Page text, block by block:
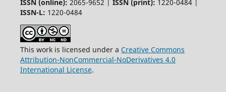
ISSN (online): 2065-9652 | ISSN (print): 1220-0484 |
ISSN-L: 1220-0484
This work is licensed under a Creative Commons
Attribution-NonCommercial-NoDerivatives 4.0
International License.